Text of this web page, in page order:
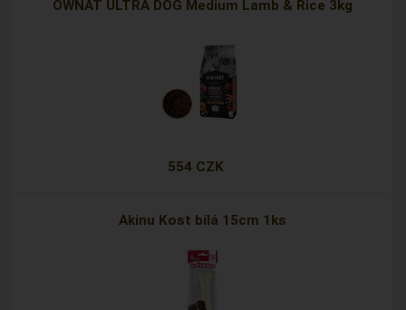
OWNAT ULTRA DOG Medium Lamb & Rice 3kg
554 CZK
Akinu Kost bílá 15cm 1ks